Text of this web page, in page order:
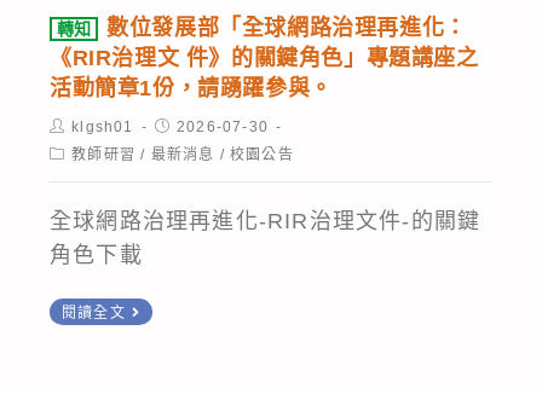
校
學
（含
升
高
生）
異
常
情
況
發
請
教
育
部
所
高
級
等
團
法
人
台
灣
E
化
分
轉知
數位發展部「全球網路治理再進化：
《RIR治理文 件》的關鍵角色」專題講座之
活動簡章1份，請踴躍參與。
Post
author:
klgsh01
Post
published:
2026-07-30
Post教師研習 / 最新消息 / 校園公告
全球網路治理再進化-RIR治理文件-的關鍵
角色下載
閱讀全文